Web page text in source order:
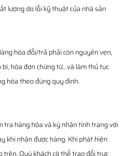
lượng do lỗi kỹ thuật của nhà sản
hóa đổi/trả phải còn nguyên vẹn,
hóa đơn chứng từ…và làm thủ tục
hóa theo đúng quy định.
tra hàng hóa và ký nhận tình trạng với
khi nhận được hàng. Khi phát hiện
trên, Quý khách có thể trao đổi trực